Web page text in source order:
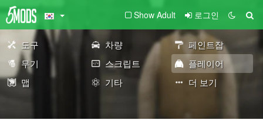
Show Adult 로그인
도구 차량
페인트잡
무기
스크립트
플레이어
맵
기타 더 보기